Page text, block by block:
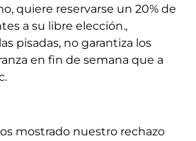
quiere reservarse un 20% de
a su libre elección.,
pisadas, no garantiza los
en fin de semana que a
mostrado nuestro rechazo